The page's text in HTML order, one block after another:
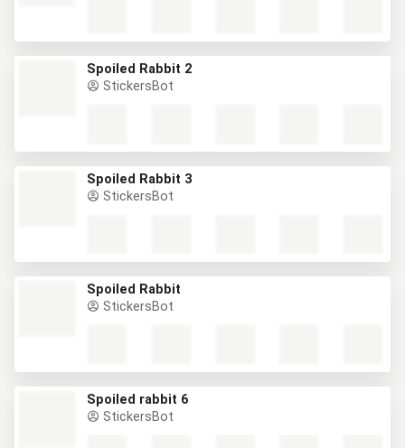
Spoiled Rabbit 2
StickersBot
Spoiled Rabbit 3
StickersBot
Spoiled Rabbit
StickersBot
Spoiled rabbit 6
StickersBot